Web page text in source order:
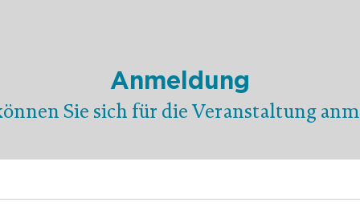
Anmeldung
Sie sich für die Veranstaltung